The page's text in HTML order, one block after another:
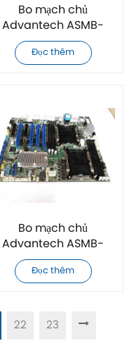
Bo mạch chủ
Advantech ASMB-
585G2-00A1E hoàn
toàn mới
Đọc thêm
Bo mạch chủ
Advantech ASMB-
786G2-00A1E hoàn
toàn mới
Đọc thêm
22 23